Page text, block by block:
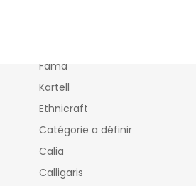
Fama
Kartell
Ethnicraft
Catégorie a définir
Calia
Calligaris